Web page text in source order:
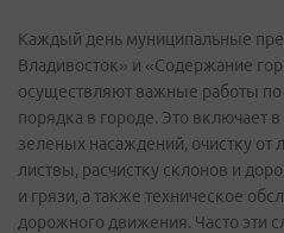
Каждый день муниципальные
Владивосток» и «Содержание
осуществляют важные работы
порядка в городе. Это включает
зеленых насаждений, очистку от
листвы, расчистку склонов и
и грязи, а также техническое
дорожного движения. Часто эти